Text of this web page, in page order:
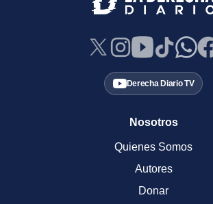
Derecha Diario TV
Nosotros
Quienes Somos
Autores
Donar